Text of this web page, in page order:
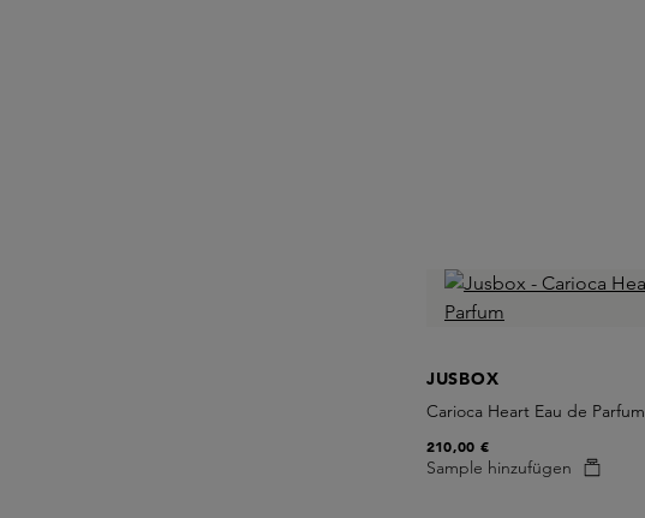
JUSBOX
Carioca Heart Eau de Parfum
Sample hinzufügen
210,00 €